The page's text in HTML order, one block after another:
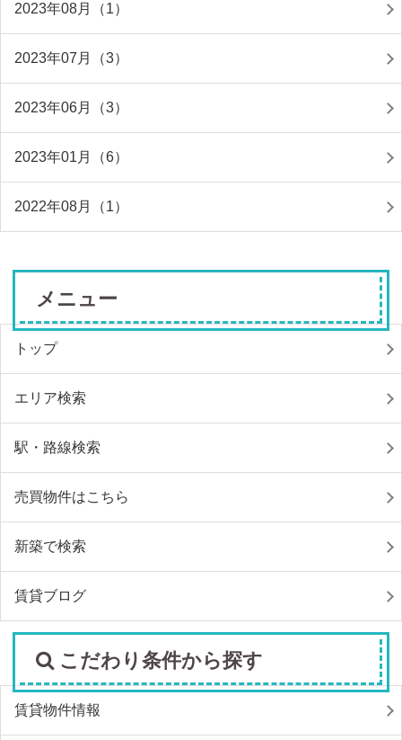
2023年08月（1）
2023年07月（3）
2023年06月（3）
2023年01月（6）
2022年08月（1）
メニュー
トップ
エリア検索
駅・路線検索
売買物件はこちら
新築で検索
賃貸ブログ
こだわり条件から探す
賃貸物件情報